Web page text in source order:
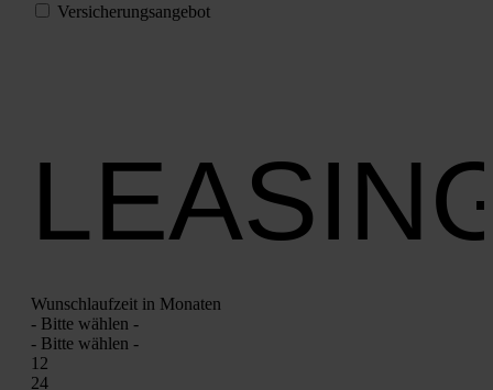
Ver­si­che­rungs­an­ge­bot
Wunsch­lauf­zeit in Mona­ten
- Bit­te wäh­len -
- Bit­te wäh­len -
12
24